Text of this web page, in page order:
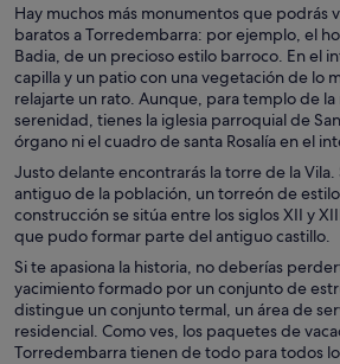
Hay muchos más monumentos que podrás
baratos a Torredembarra: por ejemplo, el
Badia, de un precioso estilo barroco. En el
capilla y un patio con una vegetación de lo
relajarte un rato. Aunque, para templo de
serenidad, tienes la iglesia parroquial de
órgano ni el cuadro de santa Rosalía en el
Justo delante encontrarás la torre de la
antiguo de la población, un torreón de
construcción se sitúa entre los siglos XII y
que pudo formar parte del antiguo castillo.
Si te apasiona la historia, no deberías
yacimiento formado por un conjunto de
distingue un conjunto termal, un área de
residencial. Como ves, los paquetes de
Torredembarra tienen de todo para todos